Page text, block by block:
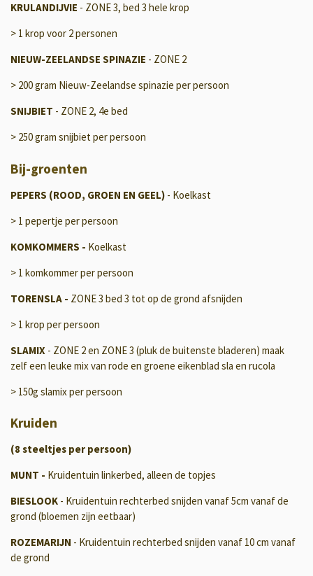
KRULANDIJVIE - ZONE 3, bed 3 hele krop
> 1 krop voor 2 personen
NIEUW-ZEELANDSE SPINAZIE - ZONE 2
> 200 gram Nieuw-Zeelandse spinazie per persoon
SNIJBIET - ZONE 2, 4e bed
> 250 gram snijbiet per persoon
Bij-groenten
PEPERS (ROOD, GROEN EN GEEL) - Koelkast
> 1 pepertje per persoon
KOMKOMMERS - Koelkast
> 1 komkommer per persoon
TORENSLA - ZONE 3 bed 3 tot op de grond afsnijden
> 1 krop per persoon
SLAMIX - ZONE 2 en ZONE 3 (pluk de buitenste bladeren) maak
zelf een leuke mix van rode en groene eikenblad sla en rucola
> 150g slamix per persoon
Kruiden
(8 steeltjes per persoon)
MUNT - Kruidentuin linkerbed, alleen de topjes
BIESLOOK - Kruidentuin rechterbed snijden vanaf 5cm vanaf de
grond (bloemen zijn eetbaar)
ROZEMARIJN - Kruidentuin rechterbed snijden vanaf 10 cm vanaf
de grond